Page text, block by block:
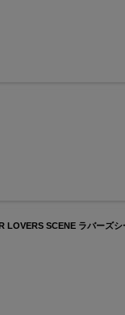
SCENE ラバーズ